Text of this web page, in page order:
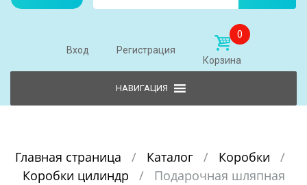
Вход Регистрация
0
Корзина
Главная страница / Каталог / Коробки
/
Коробки цилиндр
/
Подарочная шляпная